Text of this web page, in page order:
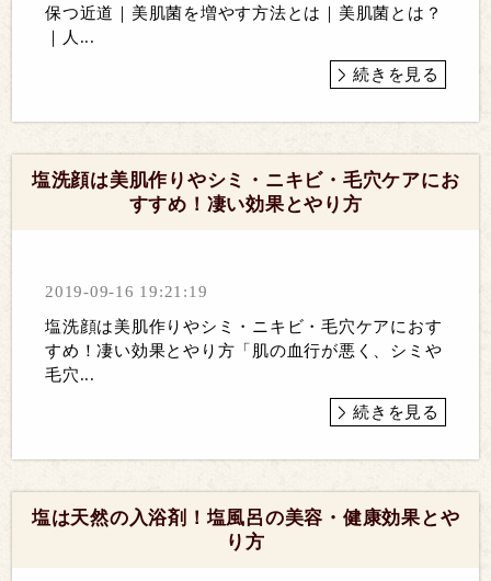
保つ近道｜美肌菌を増やす方法とは｜美肌菌とは？
｜人...
続きを見る
塩洗顔は美肌作りやシミ・ニキビ・毛穴ケアにお
すすめ！凄い効果とやり方
2019-09-16 19:21:19
塩洗顔は美肌作りやシミ・ニキビ・毛穴ケアにおす
すめ！凄い効果とやり方「肌の血行が悪く、シミや
毛穴...
続きを見る
塩は天然の入浴剤！塩風呂の美容・健康効果とや
り方